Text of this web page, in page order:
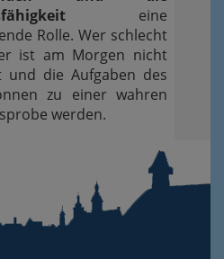
eine
Rolle. Wer schlecht
ist am Morgen nicht
und die Aufgaben des
zu einer wahren
werden.